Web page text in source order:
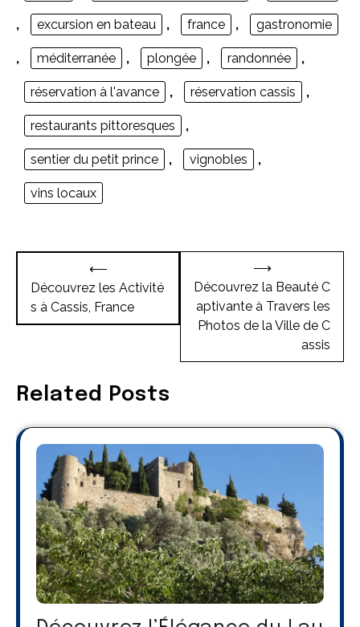
, excursion en bateau , france , gastronomie
, méditerranée , plongée , randonnée ,
réservation à l'avance , réservation cassis ,
restaurants pittoresques ,
sentier du petit prince , vignobles ,
vins locaux
Navigation
de
l’article
⟵
Découvrez les Activité
s à Cassis, France
Découvrez la Beauté C
aptivante à Travers les
Photos de la Ville de C
assis
⟶
Related Posts